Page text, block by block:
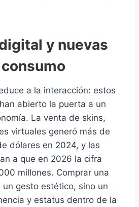
y nuevas
a la interacción: estos
abierto la puerta a un
La venta de skins,
virtuales generó más de
dólares en 2024, y las
a que en 2026 la cifra
millones. Comprar una
un gesto estético, sino un
y estatus dentro de la